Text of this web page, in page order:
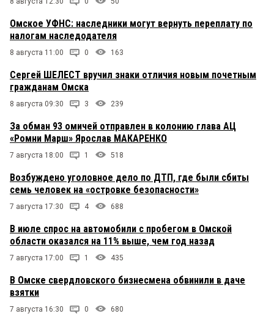
Омское УФНС: наследники могут вернуть переплату по
налогам наследодателя
8 августа 11:00 0 163
Сергей ШЕЛЕСТ вручил знаки отличия новым почетным
гражданам Омска
8 августа 09:30 3 239
За обман 93 омичей отправлен в колонию глава АЦ
«Ромни Марш» Ярослав МАКАРЕНКО
7 августа 18:00 1 518
Возбуждено уголовное дело по ДТП, где были сбиты
семь человек на «островке безопасности»
7 августа 17:30 4 688
В июле спрос на автомобили с пробегом в Омской
области оказался на 11% выше, чем год назад
7 августа 17:00 1 435
В Омске свердловского бизнесмена обвинили в даче
взятки
7 августа 16:30 0 680